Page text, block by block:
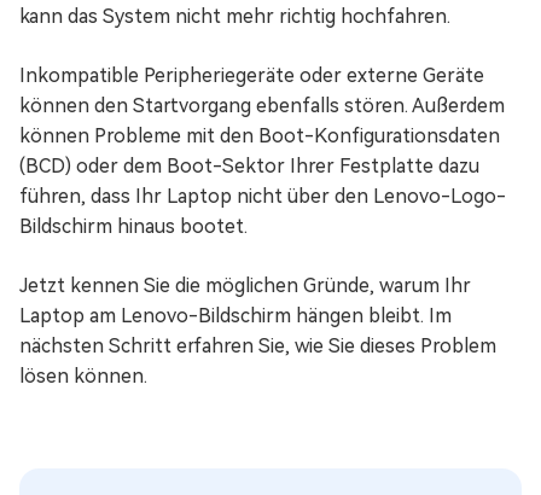
kann das System nicht mehr richtig hochfahren.
Inkompatible Peripheriegeräte oder externe Geräte
können den Startvorgang ebenfalls stören. Außerdem
können Probleme mit den Boot-Konfigurationsdaten
(BCD) oder dem Boot-Sektor Ihrer Festplatte dazu
führen, dass Ihr Laptop nicht über den Lenovo-Logo-
Bildschirm hinaus bootet.
Jetzt kennen Sie die möglichen Gründe, warum Ihr
Laptop am Lenovo-Bildschirm hängen bleibt. Im
nächsten Schritt erfahren Sie, wie Sie dieses Problem
lösen können.